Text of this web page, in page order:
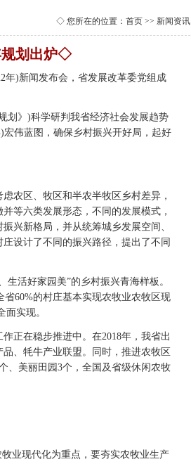
◇ 您所在的位置：首页 >> 新闻资讯
规划出炉◇
年)新闻发布会，省发展改革委党组成
》)科学研判我省经济社会发展趋势
伟蓝图，确保乡村振兴开好局，起好
农区、牧区和半农半牧区乡村差异，
等六类发展形态，不同的发展模式，
兴新格局，并从统筹城乡发展空间、
设计了不同的振兴路径，提出了不同
活好家园美”的乡村振兴青海样板。
省60%的村庄基本实现农牧业农牧区现
实现。
正在稳步推进中。在2018年，我省出
、牦牛产业联盟。同时，推进农牧区
、美丽田园3个，全国及省级休闲农牧
业现代化为重点，要夯实农牧业生产